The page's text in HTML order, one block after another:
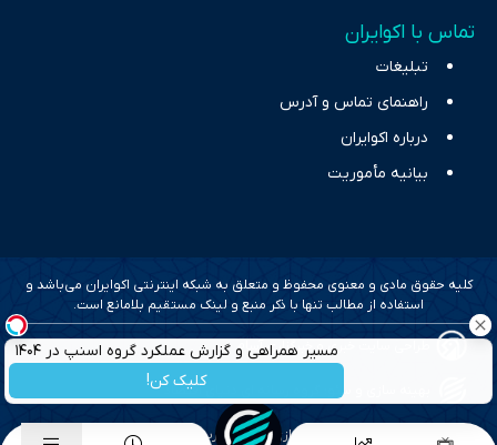
مسیر همراهی و گزارش عملکرد گروه اسنپ در ۱۴۰۴
کلیک کن!
تماس با اکوایران
تبلیغات
راهنمای تماس و آدرس
درباره اکوایران
بیانیه مأموریت
کلیه حقوق مادی و معنوی محفوظ و متعلق به شبکه اینترنتی اکوایران می‌باشد و
استفاده از مطالب تنها با ذکر منبع و لینک مستقیم بلامانع است.
طراحی سایت خبری و خبرگزاری آسام
بهینه سازی و سئو؛ گروه رسانه ای دنیای اقتصاد
طراحی گرافیک و پیاده سازی؛ برآیند تجربه